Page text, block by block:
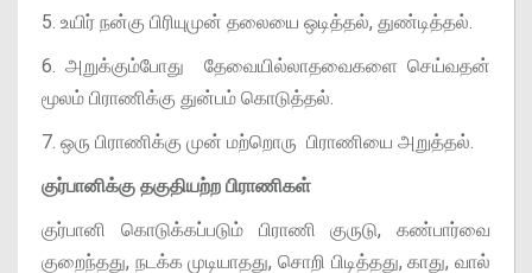
5. உயிர் நன்கு பிரியுமுன் தலையை ஒடித்தல், துண்டித்தல்.
6. அறுக்கும்போது தேவையில்லாதவைகளை செய்வதன்
மூலம் பிராணிக்கு துன்பம் கொடுத்தல்.
7. ஒரு பிராணிக்கு முன் மற்றொரு பிராணியை அறுத்தல்.
குர்பானிக்கு தகுதியற்ற பிராணிகள்
குர்பானி கொடுக்கப்படும் பிராணி குருடு, கண்பார்வை
குறைந்தது, நடக்க முடியாதது, சொறி பிடித்தது, காது, வால்